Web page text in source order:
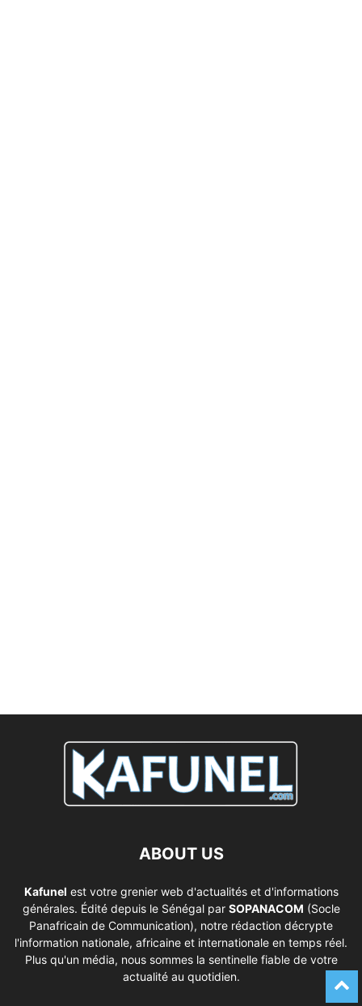
ABOUT US
Kafunel est votre grenier web d'actualités et d'informations
générales. Édité depuis le Sénégal par SOPANACOM (Socle
Panafricain de Communication), notre rédaction décrypte
l'information nationale, africaine et internationale en temps réel.
Plus qu'un média, nous sommes la sentinelle fiable de votre
actualité au quotidien.